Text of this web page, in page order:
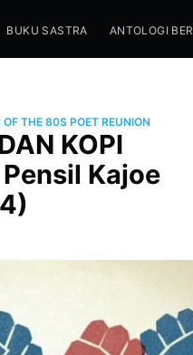
BUKU SASTRA ANTOLOGI
OF THE 80S POET REUNION
KOPI
Kajoe